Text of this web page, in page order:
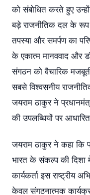
को संबोधित करते हुए
बड़े राजनीतिक दल के रूप
तपस्या और समर्पण का
के एकात्म मानववाद और
संगठन को वैचारिक
सबसे विश्वसनीय
जयराम ठाकुर ने
की उपलब्धियों पर
जयराम ठाकुर ने कहा कि
भारत के संकल्प की दिशा
कार्यकर्ता इस राष्ट्रीय
केवल संगठनात्मक